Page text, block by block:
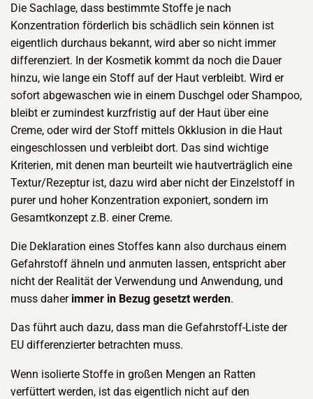
Die Sachlage, dass bestimmte Stoffe je nach
Konzentration förderlich bis schädlich sein können ist
eigentlich durchaus bekannt, wird aber so nicht immer
differenziert. In der Kosmetik kommt da noch die Dauer
hinzu, wie lange ein Stoff auf der Haut verbleibt. Wird er
sofort abgewaschen wie in einem Duschgel oder Shampoo,
bleibt er zumindest kurzfristig auf der Haut über eine
Creme, oder wird der Stoff mittels Okklusion in die Haut
eingeschlossen und verbleibt dort. Das sind wichtige
Kriterien, mit denen man beurteilt wie hautverträglich eine
Textur/Rezeptur ist, dazu wird aber nicht der Einzelstoff in
purer und hoher Konzentration exponiert, sondern im
Gesamtkonzept z.B. einer Creme.
Die Deklaration eines Stoffes kann also durchaus einem
Gefahrstoff ähneln und anmuten lassen, entspricht aber
nicht der Realität der Verwendung und Anwendung, und
muss daher immer in Bezug gesetzt werden.
Das führt auch dazu, dass man die Gefahrstoff-Liste der
EU differenzierter betrachten muss.
Wenn isolierte Stoffe in großen Mengen an Ratten
verfüttert werden, ist das eigentlich nicht auf den